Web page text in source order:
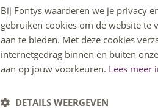
Eindhoven
Bij Fontys waarderen we je privacy
gebruiken cookies om de website te
aan te bieden. Met deze cookies
internetgedrag binnen en buiten
aan op jouw voorkeuren. Lees meer
DETAILS WEERGEVEN